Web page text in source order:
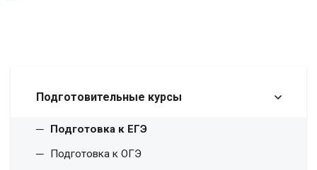
Подготовительные курсы
Подготовка к ЕГЭ
Подготовка к ОГЭ